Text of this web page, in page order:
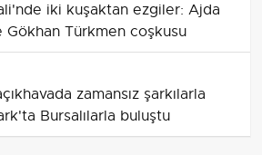
iki kuşaktan ezgiler: Ajda
Gökhan Türkmen coşkusu
zamansız şarkılarla
Bursalılarla buluştu